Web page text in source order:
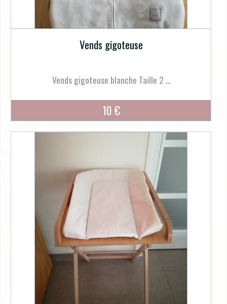
Vends gigoteuse
Vends gigoteuse blanche Taille 2 ...
10 €